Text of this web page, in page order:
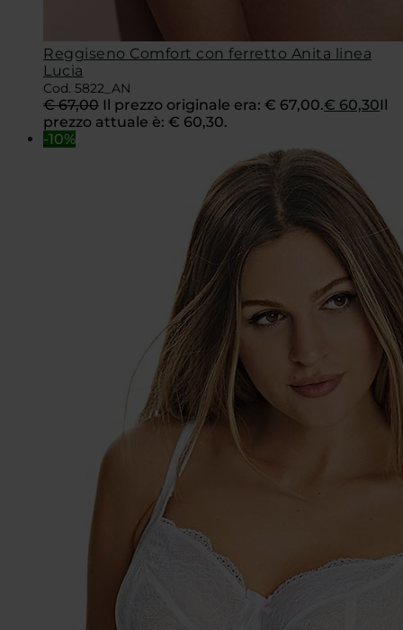
Reggiseno Comfort con ferretto Anita linea
Lucia
Cod. 5822_AN
€67,00 Il prezzo originale era: € 67,00.€ 60,30Il
prezzo attuale è: € 60,30.
-10%